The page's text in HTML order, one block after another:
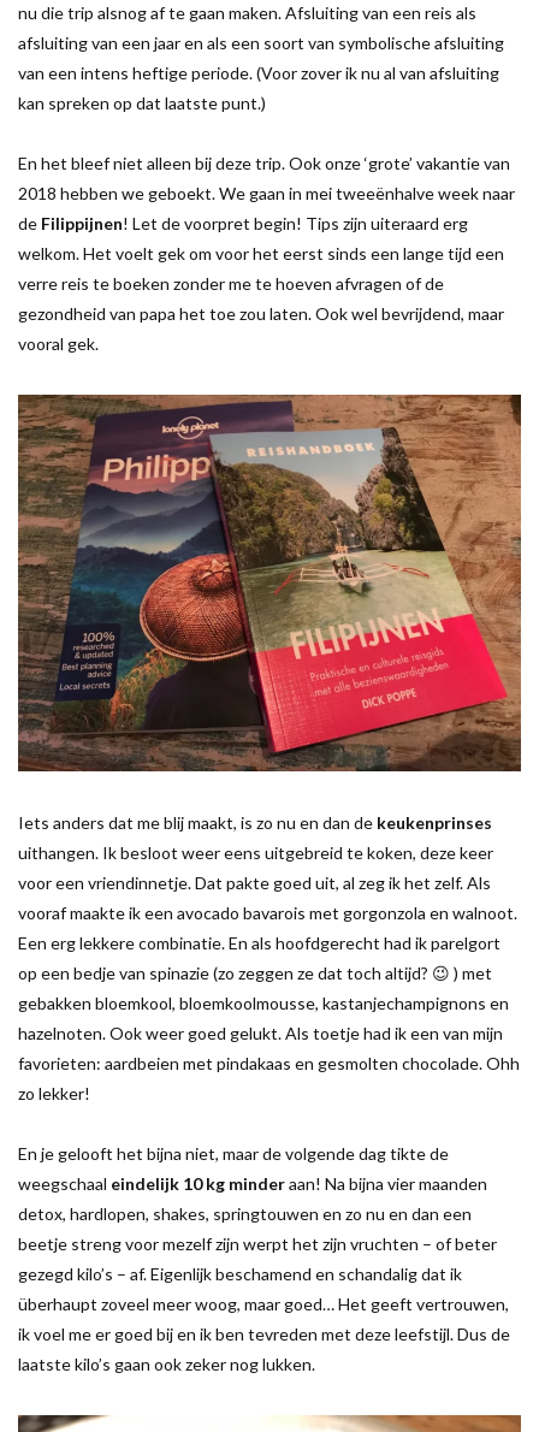
nu die trip alsnog af te gaan maken. Afsluiting van een reis als
afsluiting van een jaar en als een soort van symbolische afsluiting
van een intens heftige periode. (Voor zover ik nu al van afsluiting
kan spreken op dat laatste punt.)
En het bleef niet alleen bij deze trip. Ook onze ‘grote’ vakantie van
2018 hebben we geboekt. We gaan in mei tweeënhalve week naar
de Filippijnen! Let de voorpret begin! Tips zijn uiteraard erg
welkom. Het voelt gek om voor het eerst sinds een lange tijd een
verre reis te boeken zonder me te hoeven afvragen of de
gezondheid van papa het toe zou laten. Ook wel bevrijdend, maar
vooral gek.
Iets anders dat me blij maakt, is zo nu en dan de keukenprinses
uithangen. Ik besloot weer eens uitgebreid te koken, deze keer
voor een vriendinnetje. Dat pakte goed uit, al zeg ik het zelf. Als
vooraf maakte ik een avocado bavarois met gorgonzola en walnoot.
Een erg lekkere combinatie. En als hoofdgerecht had ik parelgort
op een bedje van spinazie (zo zeggen ze dat toch altijd? 😉 ) met
gebakken bloemkool, bloemkoolmousse, kastanjechampignons en
hazelnoten. Ook weer goed gelukt. Als toetje had ik een van mijn
favorieten: aardbeien met pindakaas en gesmolten chocolade. Ohh
zo lekker!
En je gelooft het bijna niet, maar de volgende dag tikte de
weegschaal eindelijk 10 kg minderaan! Na bijna vier maanden
detox, hardlopen, shakes, springtouwen en zo nu en dan een
beetje streng voor mezelf zijn werpt het zijn vruchten – of beter
gezegd kilo’s – af. Eigenlijk beschamend en schandalig dat ik
überhaupt zoveel meer woog, maar goed… Het geeft vertrouwen,
ik voel me er goed bij en ik ben tevreden met deze leefstijl. Dus de
laatste kilo’s gaan ook zeker nog lukken.